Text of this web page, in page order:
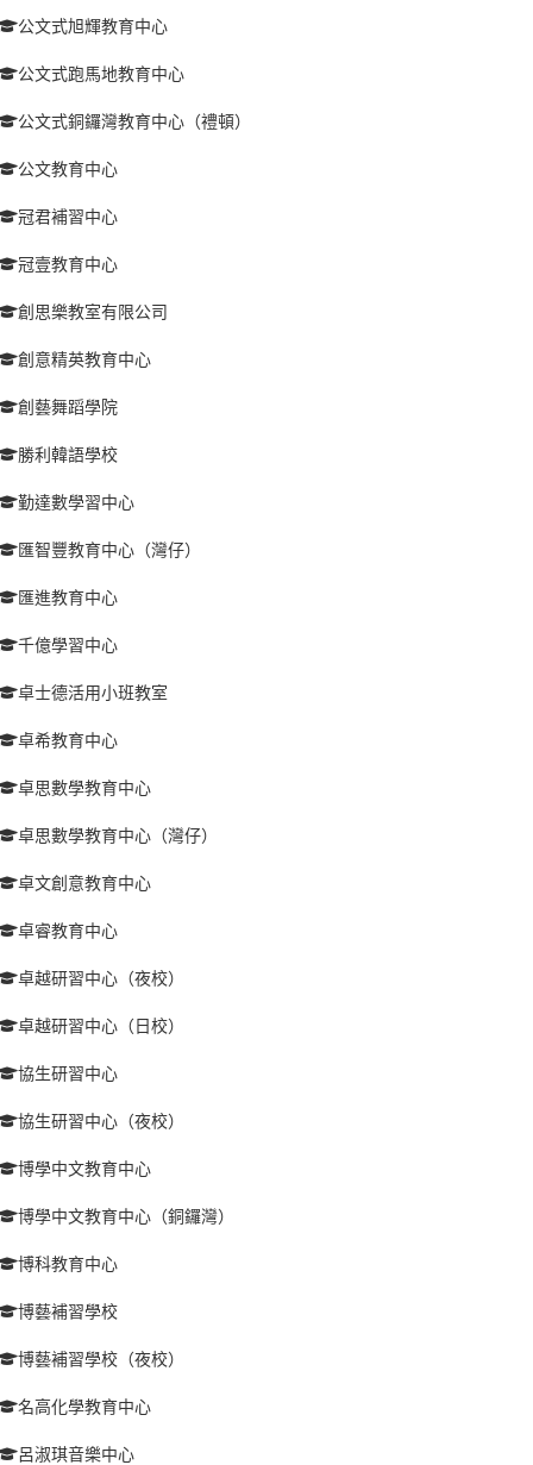
公文式旭輝教育中心
公文式跑馬地教育中心
公文式銅鑼灣教育中心（禮頓）
公文教育中心
冠君補習中心
冠壹教育中心
創思樂教室有限公司
創意精英教育中心
創藝舞蹈學院
勝利韓語學校
勤達數學習中心
匯智豐教育中心（灣仔）
匯進教育中心
千億學習中心
卓士德活用小班教室
卓希教育中心
卓思數學教育中心
卓思數學教育中心（灣仔）
卓文創意教育中心
卓睿教育中心
卓越研習中心（夜校）
卓越研習中心（日校）
協生研習中心
協生研習中心（夜校）
博學中文教育中心
博學中文教育中心（銅鑼灣）
博科教育中心
博藝補習學校
博藝補習學校（夜校）
名高化學教育中心
呂淑琪音樂中心